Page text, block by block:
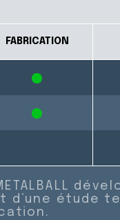
FABRICATION
d’une étude